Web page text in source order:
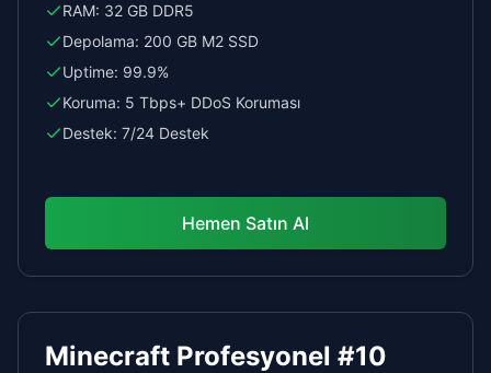
RAM: 32 GB DDR5
Depolama: 200 GB M2 SSD
Uptime: 99.9%
Koruma: 5 Tbps+ DDoS Koruması
Destek: 7/24 Destek
Hemen Satın Al
Minecraft Profesyonel #10